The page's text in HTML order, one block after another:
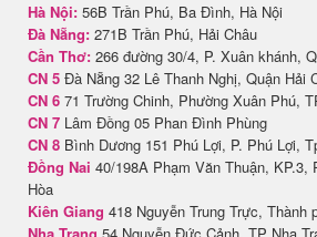
Hà Nội: 56B Trần Phú, Ba Đình, Hà Nội
Đà Nẵng: 271B Trần Phú, Hải Châu
Cần Thơ: 266 đường 30/4, P. Xuân khánh,
CN 5 Đà Nẵng 32 Lê Thanh Nghị, Quận Hải
CN 6 71 Trường Chinh, Phường Xuân Phú,
CN 7 Lâm Đồng 05 Phan Đình Phùng
CN 8 Bình Dương 151 Phú Lợi, P. Phú Lợi,
Đồng Nai 40/198A Phạm Văn Thuận, KP.3,
Hòa
Kiên Giang 418 Nguyễn Trung Trực, Thành